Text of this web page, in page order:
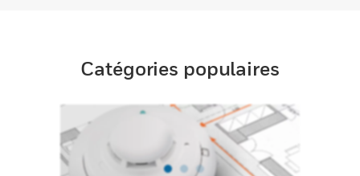
Catégories populaires